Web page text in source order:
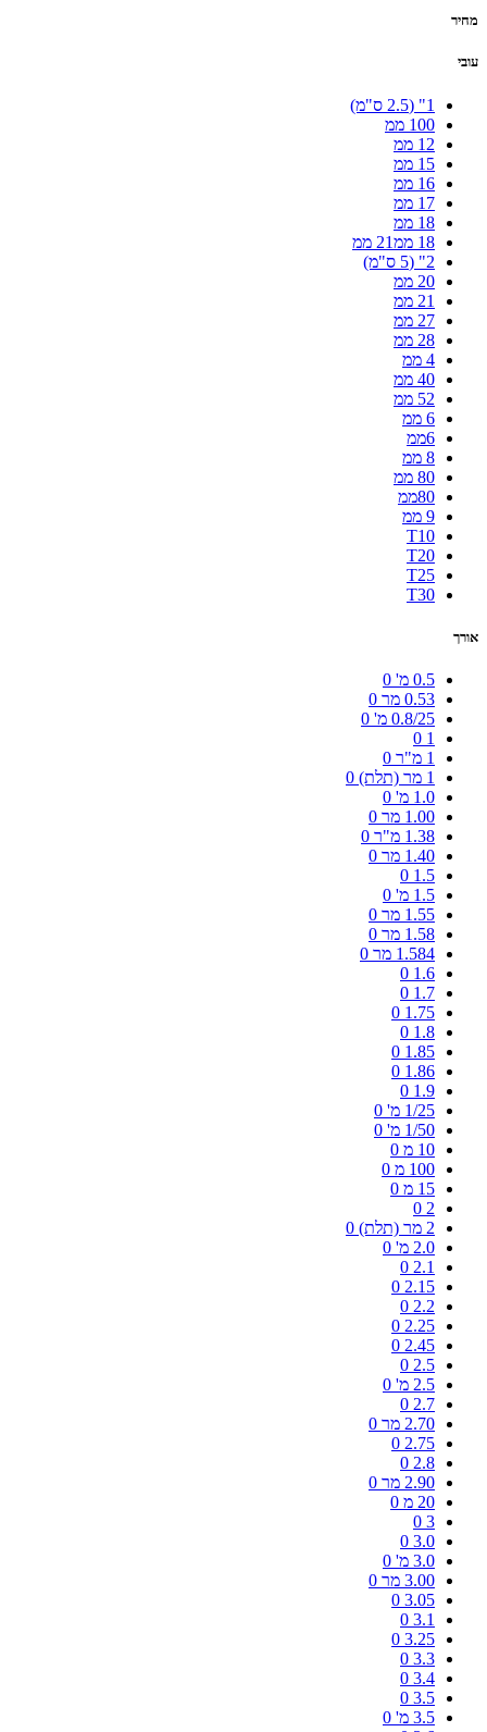
מחיר
עובי
1" (2.5 ס"מ)
100 ממ
12 ממ
15 ממ
16 ממ
17 ממ
18 ממ
18 ממ21 ממ
2" (5 ס"מ)
20 ממ
21 ממ
27 ממ
28 ממ
4 ממ
40 ממ
52 ממ
6 ממ
6ממ
8 ממ
80 ממ
80ממ
9 ממ
T10
T20
T25
T30
אורך
0.5 מ'
0
0.53 מר
0
0.8/25 מ'
0
1
0
1 מ"ר
0
1 מר (תלת)
0
1.0 מ'
0
1.00 מר
0
1.38 מ"ר
0
1.40 מר
0
1.5
0
1.5 מ'
0
1.55 מר
0
1.58 מר
0
1.584 מר
0
1.6
0
1.7
0
1.75
0
1.8
0
1.85
0
1.86
0
1.9
0
1/25 מ'
0
1/50 מ'
0
10 מ
0
100 מ
0
15 מ
0
2
0
2 מר (תלת)
0
2.0 מ'
0
2.1
0
2.15
0
2.2
0
2.25
0
2.45
0
2.5
0
2.5 מ'
0
2.7
0
2.70 מר
0
2.75
0
2.8
0
2.90 מר
0
20 מ
0
3
0
3.0
0
3.0 מ'
0
3.00 מר
0
3.05
0
3.1
0
3.25
0
3.3
0
3.4
0
3.5
0
3.5 מ'
0